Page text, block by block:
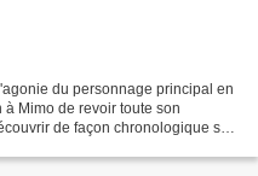
du personnage principal en
Mimo de revoir toute son
de façon chronologique son